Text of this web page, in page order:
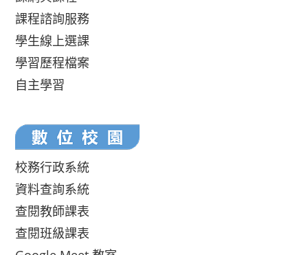
課程諮詢服務
學生線上選課
學習歷程檔案
自主學習
校務行政系統
資料查詢系統
查閱教師課表
查閱班級課表